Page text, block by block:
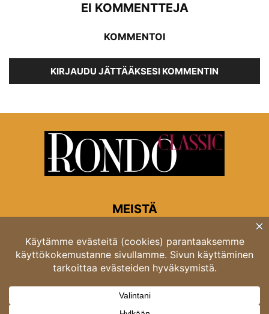
EI KOMMENTTEJA
KOMMENTOI
KIRJAUDU JÄTTÄÄKSESI KOMMENTIN
MEISTÄ
Rondon toimitus
Opastinsilta 6A 00520 Helsinki
Asiakaspalvelu: puh. 03 4246 5318
asiakaspalvelu@rondo.fi
Ota meihin yhteyttä:toimitus@rondo.fi